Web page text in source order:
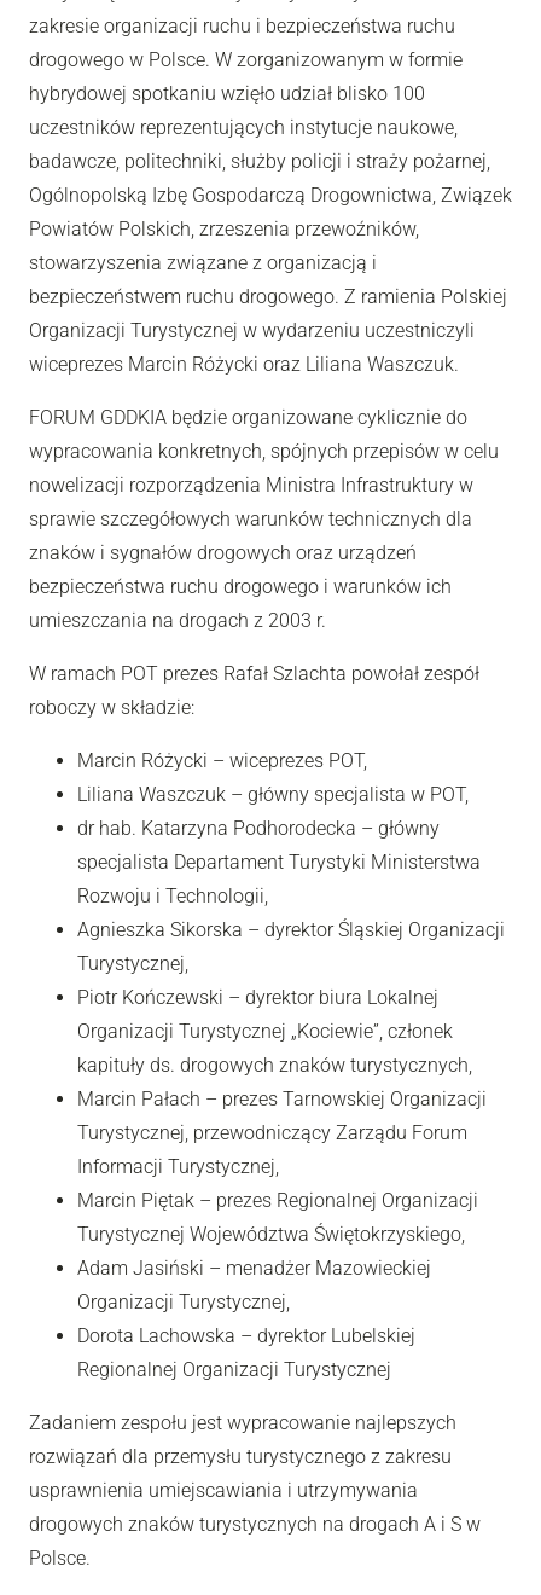
zakresie organizacji ruchu i bezpieczeństwa ruchu
drogowego w Polsce. W zorganizowanym w formie
hybrydowej spotkaniu wzięło udział blisko 100
uczestników reprezentujących instytucje naukowe,
badawcze, politechniki, służby policji i straży pożarnej,
Ogólnopolską Izbę Gospodarczą Drogownictwa, Związek
Powiatów Polskich, zrzeszenia przewoźników,
stowarzyszenia związane z organizacją i
bezpieczeństwem ruchu drogowego. Z ramienia Polskiej
Organizacji Turystycznej w wydarzeniu uczestniczyli
wiceprezes Marcin Różycki oraz Liliana Waszczuk.
FORUM GDDKIA będzie organizowane cyklicznie do
wypracowania konkretnych, spójnych przepisów w celu
nowelizacji rozporządzenia Ministra Infrastruktury w
sprawie szczegółowych warunków technicznych dla
znaków i sygnałów drogowych oraz urządzeń
bezpieczeństwa ruchu drogowego i warunków ich
umieszczania na drogach z 2003 r.
W ramach POT prezes Rafał Szlachta powołał zespół
roboczy w składzie:
Marcin Różycki – wiceprezes POT,
Liliana Waszczuk – główny specjalista w POT,
dr hab. Katarzyna Podhorodecka – główny
specjalista Departament Turystyki Ministerstwa
Rozwoju i Technologii,
Agnieszka Sikorska – dyrektor Śląskiej Organizacji
Turystycznej,
Piotr Kończewski – dyrektor biura Lokalnej
Organizacji Turystycznej „Kociewie”, członek
kapituły ds. drogowych znaków turystycznych,
Marcin Pałach – prezes Tarnowskiej Organizacji
Turystycznej, przewodniczący Zarządu Forum
Informacji Turystycznej,
Marcin Piętak – prezes Regionalnej Organizacji
Turystycznej Województwa Świętokrzyskiego,
Adam Jasiński – menadżer Mazowieckiej
Organizacji Turystycznej,
Dorota Lachowska – dyrektor Lubelskiej
Regionalnej Organizacji Turystycznej
Zadaniem zespołu jest wypracowanie najlepszych
rozwiązań dla przemysłu turystycznego z zakresu
usprawnienia umiejscawiania i utrzymywania
drogowych znaków turystycznych na drogach A i S w
Polsce.